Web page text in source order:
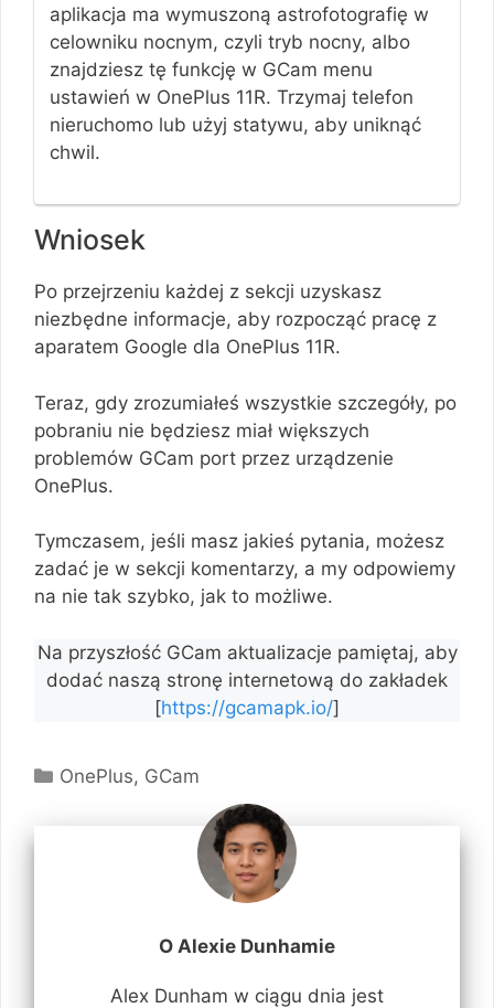
aplikacja ma wymuszoną astrofotografię w
celowniku nocnym, czyli tryb nocny, albo
znajdziesz tę funkcję w GCam menu
ustawień w OnePlus 11R. Trzymaj telefon
nieruchomo lub użyj statywu, aby uniknąć
chwil.
Wniosek
Po przejrzeniu każdej z sekcji uzyskasz
niezbędne informacje, aby rozpocząć pracę z
aparatem Google dla OnePlus 11R.
Teraz, gdy zrozumiałeś wszystkie szczegóły, po
pobraniu nie będziesz miał większych
problemów GCam port przez urządzenie
OnePlus.
Tymczasem, jeśli masz jakieś pytania, możesz
zadać je w sekcji komentarzy, a my odpowiemy
na nie tak szybko, jak to możliwe.
Na przyszłość GCam aktualizacje pamiętaj, aby
dodać naszą stronę internetową do zakładek
[https://gcamapk.io/]
Kategorie
OnePlus, GCam
O Alexie Dunhamie
Alex Dunham w ciągu dnia jest